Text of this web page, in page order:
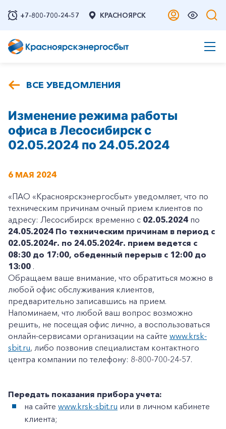
+7-800-700-24-57 КРАСНОЯРСК
ВСЕ УВЕДОМЛЕНИЯ
Изменение режима работы
офиса в Лесосибирск с
02.05.2024 по 24.05.2024
6 МАЯ 2024
«ПАО «Красноярскэнергосбыт» уведомляет, что по
техническим причинам очный прием клиентов по
адресу: Лесосибирск временно с 02.05.2024 по
24.05.2024 По техническим причинам в период с
02.05.2024г. по 24.05.2024г. прием ведется с
08:30 до 17:00, обеденный перерыв с 12:00 до
13:00 .
Обращаем ваше внимание, что обратиться можно в
любой офис обслуживания клиентов,
предварительно записавшись на прием.
Напоминаем, что любой ваш вопрос возможно
решить, не посещая офис лично, а воспользоваться
онлайн-сервисами организации на сайте www.krsk-
sbit.ru, либо позвонив специалистам контактного
центра компании по телефону: 8-800-700-24-57.
Передать показания прибора учета:
на сайте www.krsk-sbit.ru или в личном кабинете
клиента;